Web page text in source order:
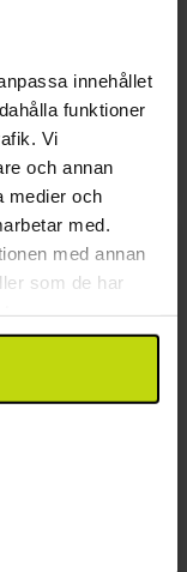
innehållet
funktioner
Vi
och annan
medier och
med.
med annan
som de har
är öppen
på
ett besök.